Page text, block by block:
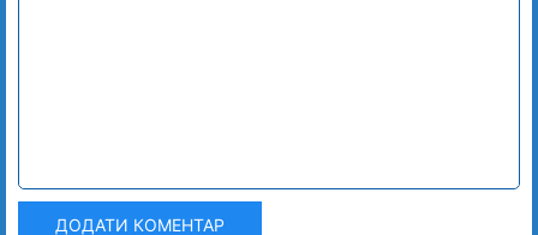
ДОДАТИ КОМЕНТАР